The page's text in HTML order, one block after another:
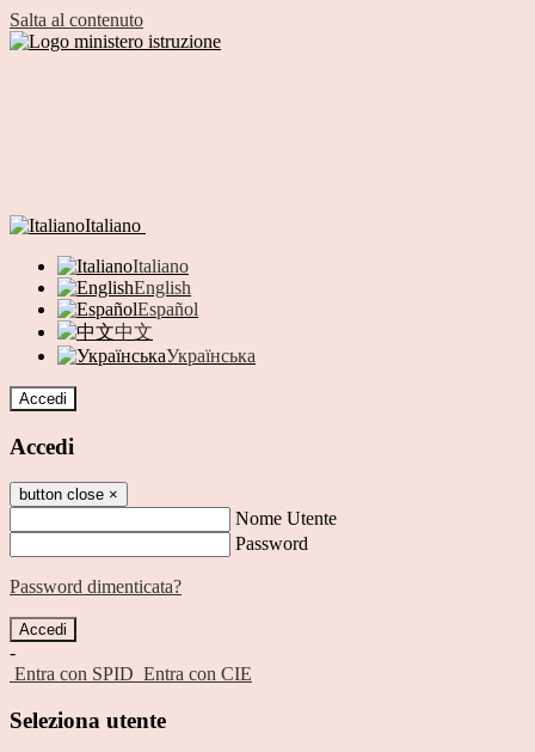
Salta al contenuto
Italiano
Italiano
English
Español
中文
Українська
Accedi
Accedi
button close ×
Nome Utente
Password
Password dimenticata?
-
Entra con SPID Entra con CIE
Seleziona utente